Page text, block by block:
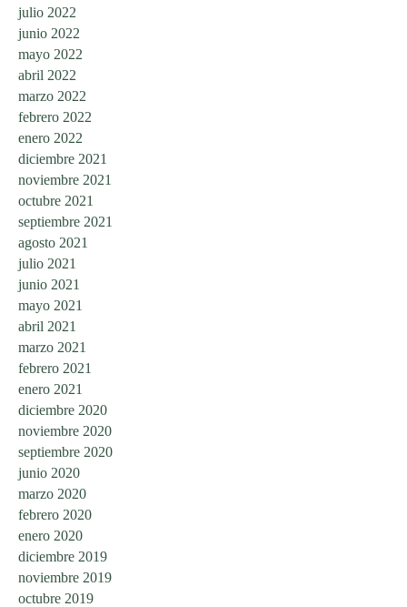
julio 2022
junio 2022
mayo 2022
abril 2022
marzo 2022
febrero 2022
enero 2022
diciembre 2021
noviembre 2021
octubre 2021
septiembre 2021
agosto 2021
julio 2021
junio 2021
mayo 2021
abril 2021
marzo 2021
febrero 2021
enero 2021
diciembre 2020
noviembre 2020
septiembre 2020
junio 2020
marzo 2020
febrero 2020
enero 2020
diciembre 2019
noviembre 2019
octubre 2019